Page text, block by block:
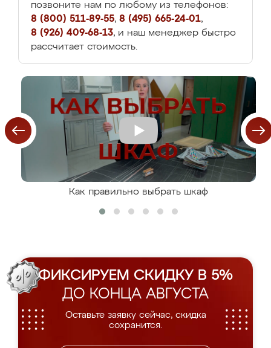
позвоните нам по любому из телефонов:
8 (800) 511-89-55, 8 (495) 665-24-01,
8 (926) 409-68-13, и наш менеджер быстро
рассчитает стоимость.
Как правильно выбрать шкаф
ФИКСИРУЕМ СКИДКУ В 5%
ДО КОНЦА АВГУСТА
Оставьте заявку сейчас, скидка
сохранится.